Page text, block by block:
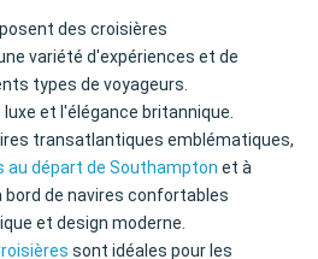
des croisières
variété d'expériences et de
types de voyageurs.
et l'élégance britannique.
transatlantiques emblématiques,
au départ de Southampton et à
bord de navires confortables
et design moderne.
sont idéales pour les